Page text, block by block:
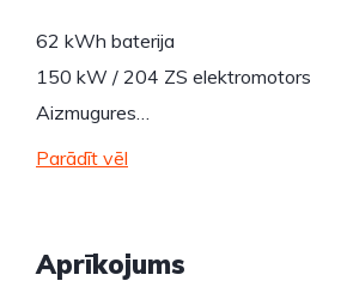
62 kWh baterija
150 kW / 204 ZS elektromotors
Aizmugures…
Parādīt vēl
Aprīkojums